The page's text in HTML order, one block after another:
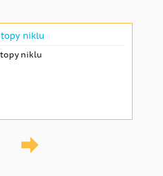
niklu
niklu